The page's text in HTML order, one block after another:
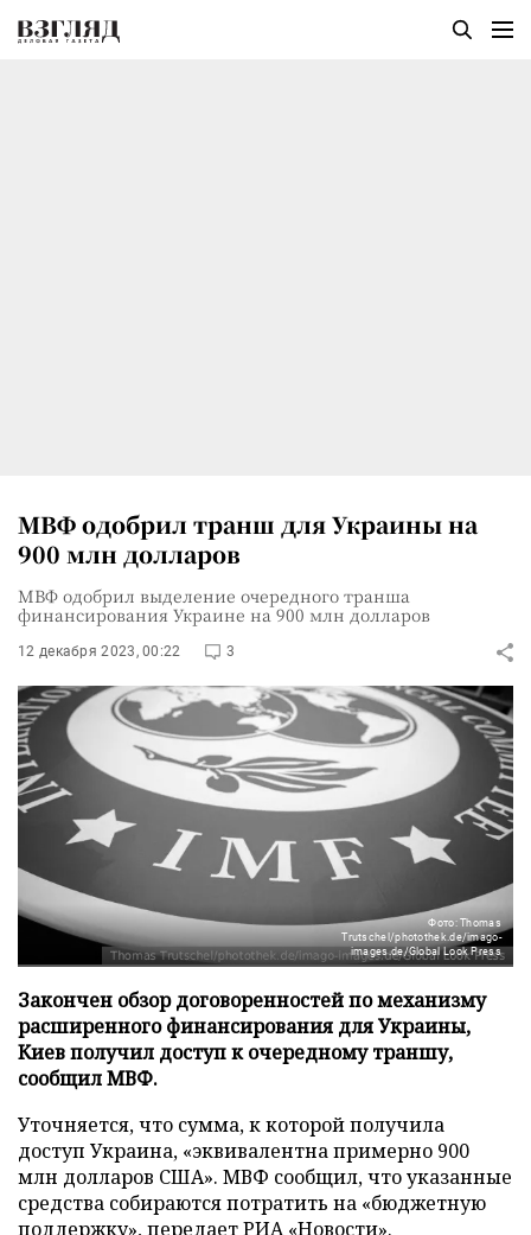
МВФ одобрил транш для Украины на
900 млн долларов
МВФ одобрил выделение очередного транша
финансирования Украине на 900 млн долларов
12 декабря 2023, 00:22 3
Фото: Thomas
Trutschel/photothek.de/imago-
images.de/Global Look Press
Закончен обзор договоренностей по механизму
расширенного финансирования для Украины,
Киев получил доступ к очередному траншу,
сообщил МВФ.
Уточняется, что сумма, к которой получила
доступ Украина, «эквивалентна примерно 900
млн долларов США». МВФ сообщил, что указанные
средства собираются потратить на «бюджетную
поддержку», передаетРИА «Новости».